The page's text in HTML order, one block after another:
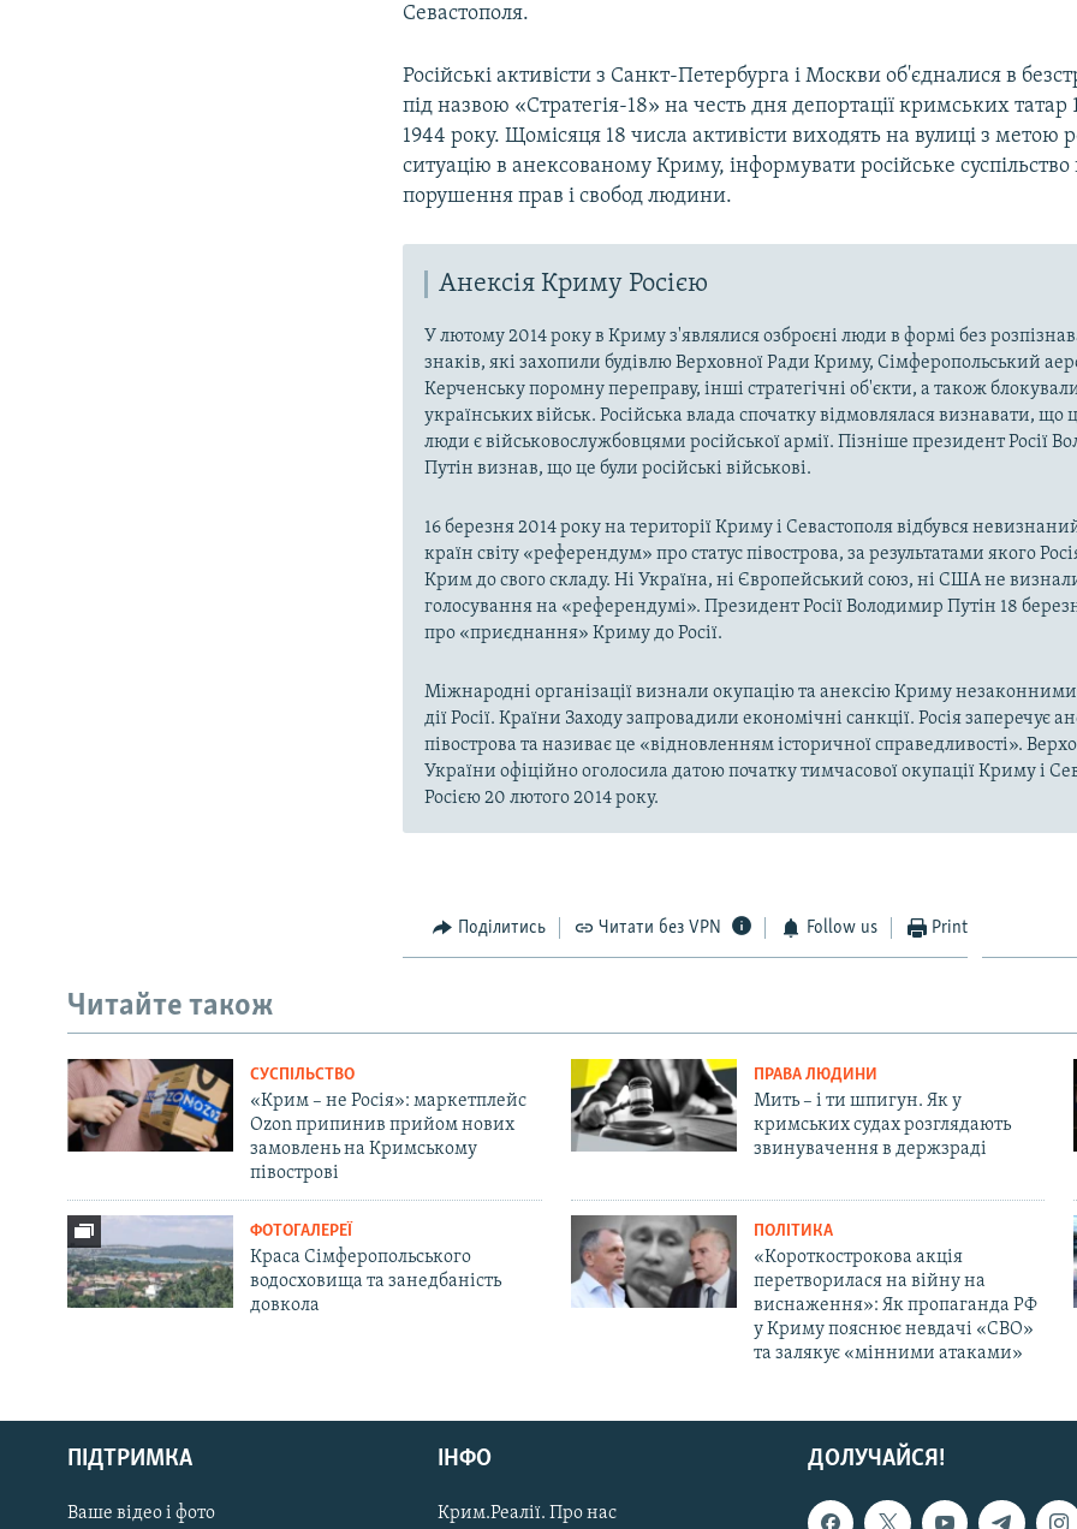
Русский
Qırımtatar
ДОЛУЧАЙСЯ!
Севастополя.
Російські активісти з Санкт-Петербурга і Москви об'єдналися в
під назвою «Стратегія-18» на честь дня депортації кримських татар
1944 року. Щомісяця 18 числа активісти виходять на вулиці з метою
ситуацію в анексованому Криму, інформувати російське
порушення прав і свобод людини.
Анексія Криму Росією
У лютому 2014 року в Криму з'являлися озброєні люди в формі без
знаків, які захопили будівлю Верховної Ради Криму, Сімферопольський
Керченську поромну переправу, інші стратегічні об'єкти, а також блокували
українських військ. Російська влада спочатку відмовлялася визнавати, що
люди є військовослужбовцями російської армії. Пізніше президент Росії
Путін визнав, що це були російські військові.
16 березня 2014 року на території Криму і Севастополя відбувся
країн світу «референдум» про статус півострова, за результатами якого
Крим до свого складу. Ні Україна, ні Європейський союз, ні США не
голосування на «референдумі». Президент Росії Володимир Путін 18
про «приєднання» Криму до Росії.
Міжнародні організації визнали окупацію та анексію Криму незаконними
дії Росії. Країни Заходу запровадили економічні санкції. Росія заперечує
півострова та називає це «відновленням історичної справедливості».
України офіційно оголосила датою початку тимчасової окупації Криму і
Росією 20 лютого 2014 року.
Поділитись Читати без VPN Follow us Print
Читайте також
СУСПІЛЬСТВО
«Крим – не Росія»: маркетплейс
Ozon припинив прийом нових
замовлень на Кримському
півострові
ПРАВА ЛЮДИНИ
Мить – і ти шпигун. Як у
кримських судах розглядають
звинувачення в держзраді
ФОТОГАЛЕРЕЇ
Краса Сімферопольського
водосховища та занедбаність
довкола
ПОЛІТИКА
«Короткострокова акція
перетворилася на війну на
виснаження»: Як пропаганда РФ
у Криму пояснює невдачі «СВО»
та залякує «мінними атаками»
ДОЛУЧАЙСЯ!
ПІДТРИМКА
Ваше відео і фото
ІНФО
Крим.Реалії. Про нас